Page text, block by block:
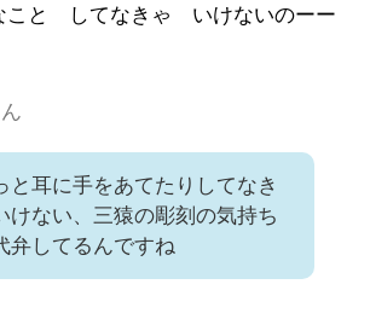
と してなきゃ いけないのーー
と耳に手をあてたりしてなき
けない、三猿の彫刻の気持ち
弁してるんですね